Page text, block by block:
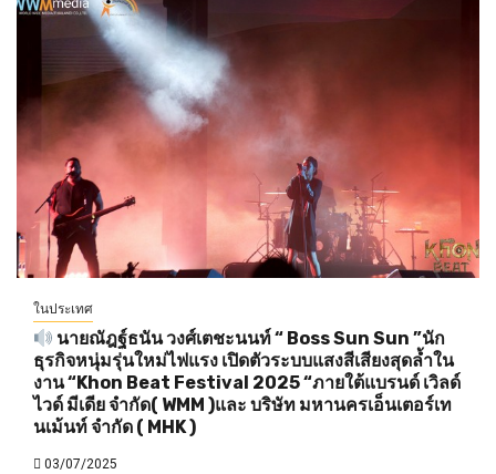
ในประเทศ
นายณัฎฐ์ธนัน วงศ์เตชะนนท์ “ Boss Sun Sun ”นัก
ธุรกิจหนุ่มรุ่นใหม่ไฟแรง เปิดตัวระบบแสงสีเสียงสุดล้ำใน
งาน “Khon Beat Festival 2025 “ภายใต้แบรนด์ เวิลด์
ไวด์ มีเดีย จำกัด( WMM )และ บริษัท มหานครเอ็นเตอร์เท
นเม้นท์ จำกัด ( MHK )
03/07/2025